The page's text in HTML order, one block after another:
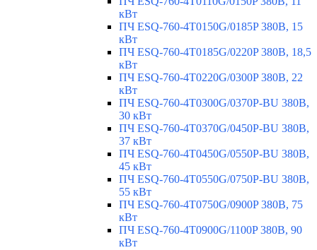
кВт
ПЧ ESQ-760-4T0150G/0185P 380В, 15
кВт
ПЧ ESQ-760-4T0185G/0220P 380В, 18,5
кВт
ПЧ ESQ-760-4T0220G/0300P 380В, 22
кВт
ПЧ ESQ-760-4T0300G/0370P-BU 380В,
30 кВт
ПЧ ESQ-760-4T0370G/0450P-BU 380В,
37 кВт
ПЧ ESQ-760-4T0450G/0550P-BU 380В,
45 кВт
ПЧ ESQ-760-4T0550G/0750P-BU 380В,
55 кВт
ПЧ ESQ-760-4T0750G/0900P 380В, 75
кВт
ПЧ ESQ-760-4T0900G/1100P 380В, 90
кВт